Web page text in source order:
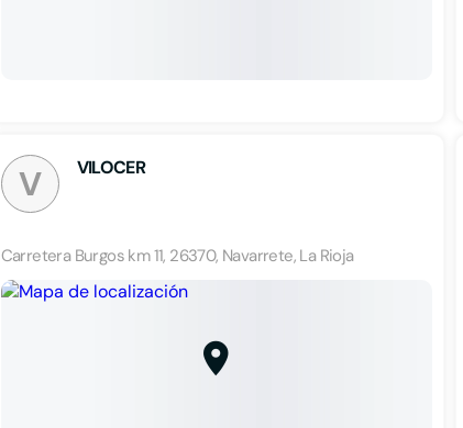
V VILOCER
Carretera Burgos km 11, 26370, Navarrete, La Rioja